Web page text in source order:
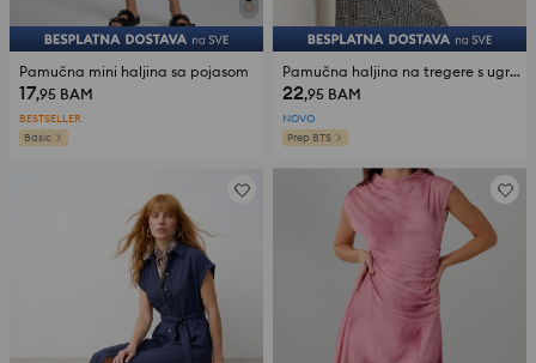
Pamučna mini haljina sa pojasom
17,95 BAM
BESTSELLER
Basic
Pamučna haljina na tregere s ugrađenom majicom
22,95 BAM
NOVO
Prep BTS